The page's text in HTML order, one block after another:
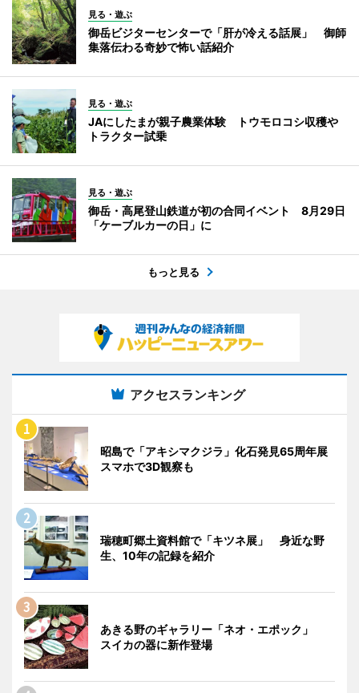
見る・遊ぶ
御岳ビジターセンターで「肝が冷える話展」 御師
集落伝わる奇妙で怖い話紹介
見る・遊ぶ
JAにしたまが親子農業体験 トウモロコシ収穫や
トラクター試乗
見る・遊ぶ
御岳・高尾登山鉄道が初の合同イベント 8月29日
「ケーブルカーの日」に
もっと見る
アクセスランキング
昭島で「アキシマクジラ」化石発見65周年展
スマホで3D観察も
瑞穂町郷土資料館で「キツネ展」 身近な野
生、10年の記録を紹介
あきる野のギャラリー「ネオ・エポック」
スイカの器に新作登場